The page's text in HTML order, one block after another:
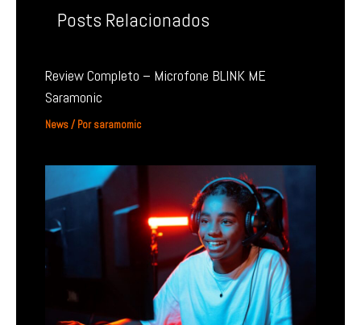
Posts Relacionados
Review Completo – Microfone BLINK ME
Saramonic
News/ Porsaramomic